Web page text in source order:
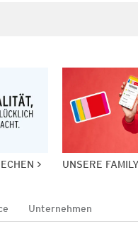
UNSERE
Unternehmen